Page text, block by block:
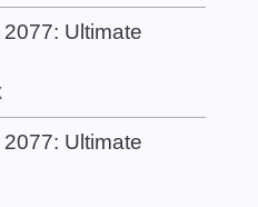
Ultimate
Ultimate